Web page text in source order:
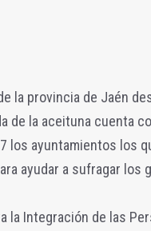
la provincia de Jaén
de la aceituna cuenta
los ayuntamientos los
ayudar a sufragar
la Integración de las